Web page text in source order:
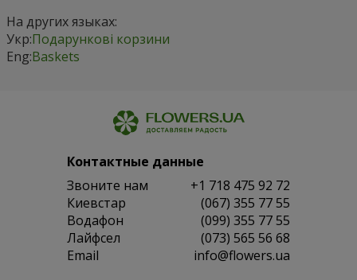
На других языках:
Укр:Подарункові корзини
Eng:Baskets
Контактные данные
Звоните нам
+1 718 475 92 72
Киевстар
(067) 355 77 55
Водафон
(099) 355 77 55
Лайфсел
(073) 565 56 68
Email
info@flowers.ua